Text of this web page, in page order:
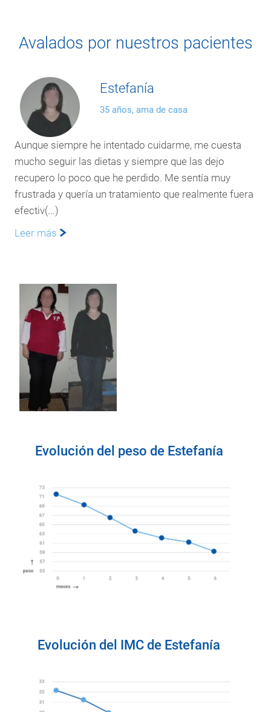
Avalados por nuestros pacientes
Estefanía
35 años, ama de casa
Aunque siempre he intentado cuidarme, me cuesta
mucho seguir las dietas y siempre que las dejo
recupero lo poco que he perdido. Me sentía muy
frustrada y quería un tratamiento que realmente fuera
efectiv(...)
Leer más
Evolución del peso de Estefanía
Evolución del IMC de Estefanía